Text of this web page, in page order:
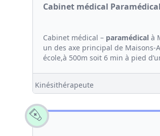
Cabinet médical Paramédical
Cabinet médical – paramédical à
un des axe principal de
école,à 500m soit 6 min à pied
Kinésithérapeute